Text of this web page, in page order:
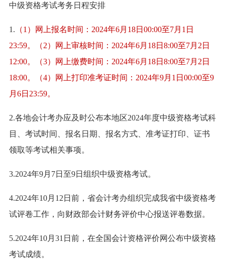
中级资格考试考务日程安排
1. （1）网上报名时间：2024年6月18日00:00至7月1日
23:59。（2）网上审核时间：2024年6月18日8:00至7月2日
12:00。（3）网上缴费时间：2024年6月18日8:00至7月2日
18:00。（4）网上打印准考证时间：2024年9月1日00:00至9
月6日23:59。
2.各地会计考办应及时公布本地区2024年度中级资格考试科
目、考试时间、报名日期、报名方式、准考证打印、证书
领取等考试相关事项。
3.2024年9月7日至9日组织中级资格考试。
4.2024年10月12日前，省会计考办组织完成我省中级资格考
试评卷工作，向财政部会计财务评价中心报送评卷数据。
5.2024年10月31日前，在全国会计资格评价网公布中级资格
考试成绩。